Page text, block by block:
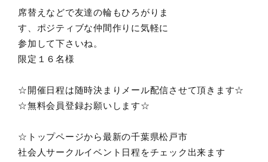
席替えなどで友達の輪もひろがりま
す、ポジティブな仲間作りに気軽に
参加して下さいね。
限定１６名様
☆開催日程は随時決まりメール配信させて頂きます☆
☆無料会員登録お願いします☆
☆トップページから最新の千葉県松戸市
社会人サークルイベント日程をチェック出来ます